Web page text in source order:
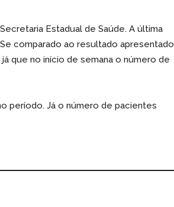
Estadual de Saúde. A última
comparado ao resultado apresentado
que no início de semana o número de
período. Já o número de pacientes